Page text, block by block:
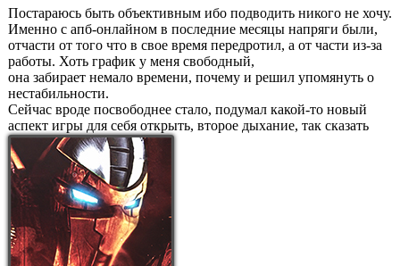
Постараюсь быть объективным ибо подводить никого не хочу.
Именно с апб-онлайном в последние месяцы напряги были,
отчасти от того что в свое время передротил, а от части из-за
работы. Хоть график у меня свободный,
она забирает немало времени, почему и решил упомянуть о
нестабильности.
Сейчас вроде посвободнее стало, подумал какой-то новый
аспект игры для себя открыть, второе дыхание, так сказать